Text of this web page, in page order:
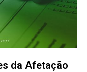
da Afetação